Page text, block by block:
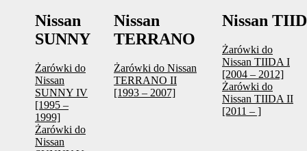
Nissan
SUNNY
Żarówki do
Nissan
SUNNY IV
[1995 –
1999]
Żarówki do
Nissan
Nissan
TERRANO
Żarówki do Nissan
TERRANO II
[1993 – 2007]
Nissan
Żarówki do
Nissan TIIDA I
[2004 – 2012]
Żarówki do
Nissan TIIDA II
[2011 – ]